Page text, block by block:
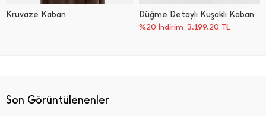
Kruvaze Kaban Düğme Detaylı Kuşaklı Kaban
%20 İndirim 3.199,20 TL
Son Görüntülenenler